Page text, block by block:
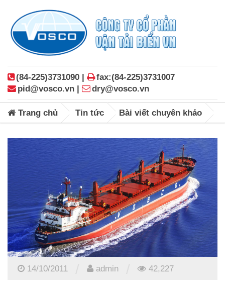
(84-225)3731090 |
fax:(84-225)3731007
pid@vosco.vn |
dry@vosco.vn
Trang chủ Tin tức Bài viết chuyên khảo
14/10/2011 admin 42,227